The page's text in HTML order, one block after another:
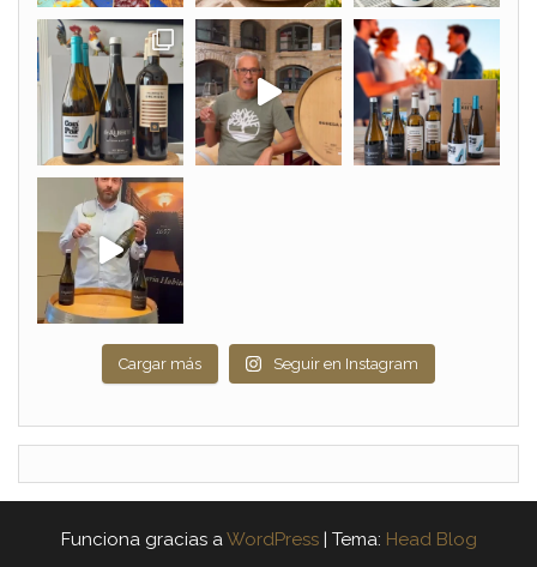
Cargar más Seguir en Instagram
Funciona gracias aWordPress | Tema: Head Blog